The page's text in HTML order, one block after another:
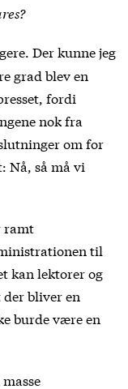
Der kunne jeg
grad blev en
fordi
nok fra
om for
Nå, så må vi
ramt
til
kan lektorer og
bliver en
burde være en